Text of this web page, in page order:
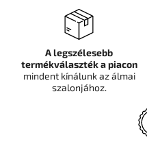
A legszélesebb
termékválaszték a piacon
mindent kínálunk az álmai
szalonjához.